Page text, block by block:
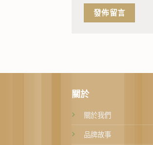
關於
關於我們
品牌故事